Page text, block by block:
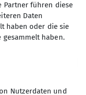
Partner führen diese
Daten
haben oder die sie
gesammelt haben.
Nutzerdaten und